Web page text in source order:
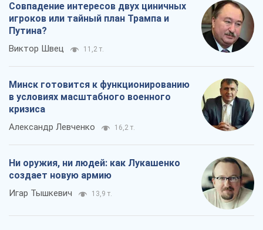
Совпадение интересов двух циничных
игроков или тайный план Трампа и
Путина?
Виктор Швец 11,2 т.
Минск готовится к функционированию
в условиях масштабного военного
кризиса
Александр Левченко 16,2 т.
Ни оружия, ни людей: как Лукашенко
создает новую армию
Игар Тышкевич 13,9 т.